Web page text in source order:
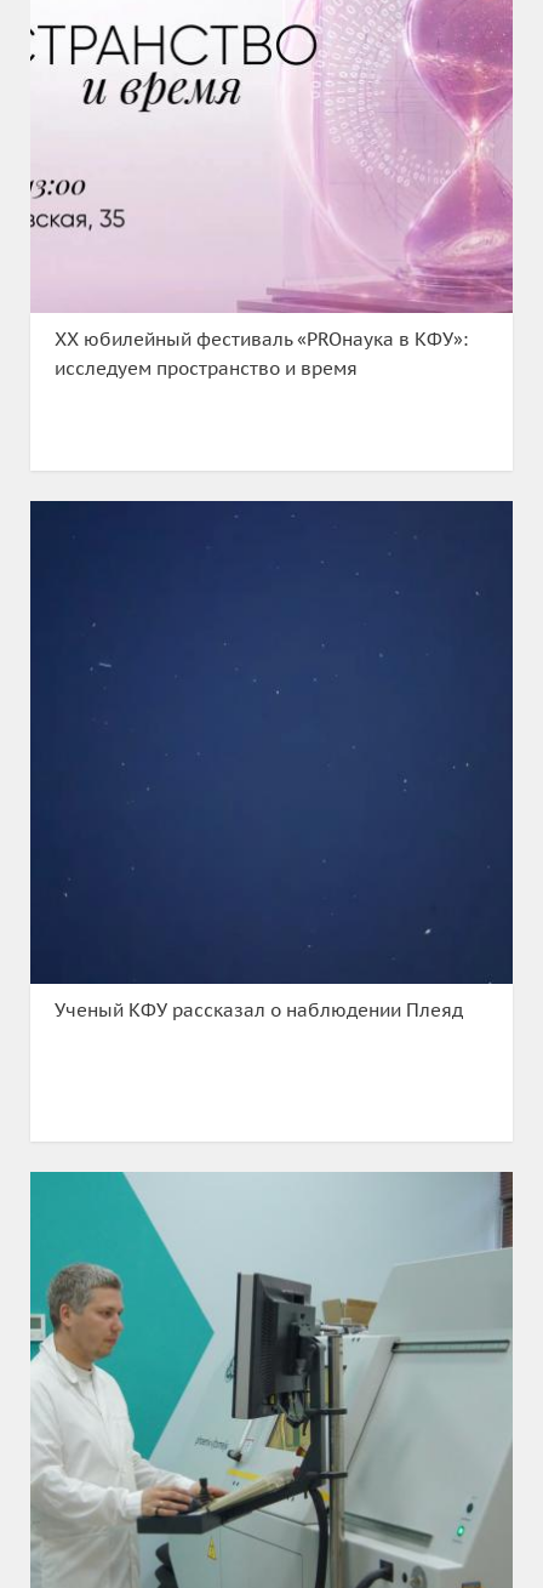
XX юбилейный фестиваль «PROнаука в КФУ»:
исследуем пространство и время
Ученый КФУ рассказал о наблюдении Плеяд